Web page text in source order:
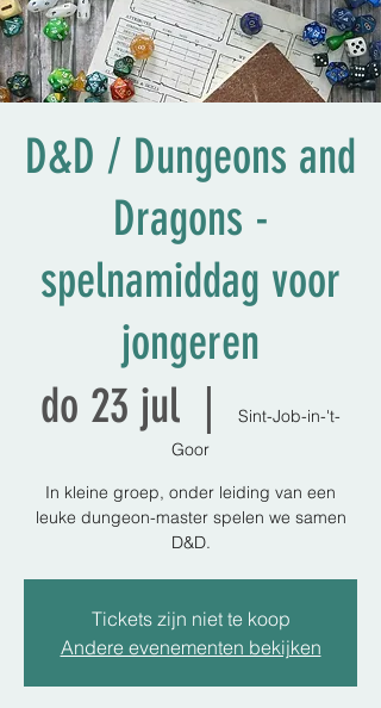
D&D / Dungeons and
Dragons -
spelnamiddag voor
jongeren
do 23 jul
Sint-Job-in-'t-
Goor
In kleine groep, onder leiding van een
leuke dungeon-master spelen we samen
D&D.
Tickets zijn niet te koop
Andere evenementen bekijken